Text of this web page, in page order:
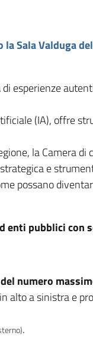
Sala Valduga
di esperienze
(IA), offre
la Camera
e
possano
pubblici con
numero
a sinistra e
.